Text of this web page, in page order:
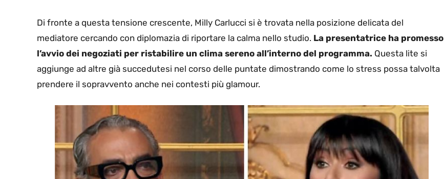
Di fronte a questa tensione crescente, Milly Carlucci si è trovata nella posizione delicata del
mediatore cercando con diplomazia di riportare la calma nello studio. La presentatrice ha promesso
l’avvio dei negoziati per ristabilire un clima sereno all’interno del programma. Questa lite si
aggiunge ad altre già succedutesi nel corso delle puntate dimostrando come lo stress possa talvolta
prendere il sopravvento anche nei contesti più glamour.